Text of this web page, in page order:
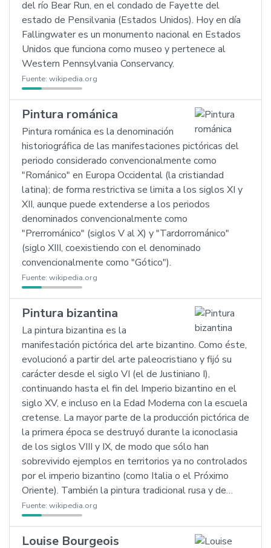
del río Bear Run, en el condado de Fayette del
estado de Pensilvania (Estados Unidos). Hoy en día
Fallingwater es un monumento nacional en Estados
Unidos que funciona como museo y pertenece al
Western Pennsylvania Conservancy.
Fuente: wikipedia.org
Pintura románica
Pintura románica es la denominación
historiográfica de las manifestaciones pictóricas del
periodo considerado convencionalmente como
"Románico" en Europa Occidental (la cristiandad
latina); de forma restrictiva se limita a los siglos XI y
XII, aunque puede extenderse a los periodos
denominados convencionalmente como
"Prerrománico" (siglos V al X) y "Tardorrománico"
(siglo XIII, coexistiendo con el denominado
convencionalmente como "Gótico").
Fuente: wikipedia.org
Pintura bizantina
La pintura bizantina es la
manifestación pictórica del arte bizantino. Como éste,
evolucionó a partir del arte paleocristiano y fijó su
carácter desde el siglo VI (el de Justiniano I),
continuando hasta el fin del Imperio bizantino en el
siglo XV, e incluso en la Edad Moderna con la escuela
cretense. La mayor parte de la producción pictórica de
la primera época se destruyó durante la iconoclasia
de los siglos VIII y IX, de modo que sólo han
sobrevivido ejemplos en territorios ya no controlados
por el imperio bizantino (como Italia o el Próximo
Oriente). También la pintura tradicional rusa y de…
Fuente: wikipedia.org
Louise Bourgeois